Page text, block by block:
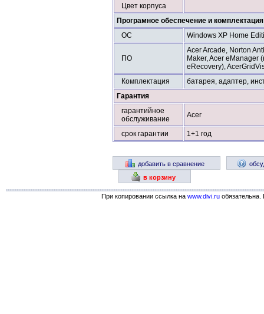
Цвет корпуса
Програмное обеспечение и комплектация
ОС
Windows XP Home
ПО
Acer Arcade, Norton
Maker, Acer eManager
eRecovery),
Комплектация
батарея, адаптер,
Гарантия
гарантийное
обслуживание
Acer
срок гарантии 1+1 год
добавить в сравнение
в корзину
При копировании ссылка на www.divi.ru